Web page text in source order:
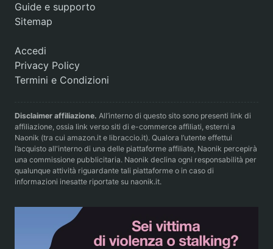
Guide e supporto
Sitemap
Accedi
Privacy Policy
Termini e Condizioni